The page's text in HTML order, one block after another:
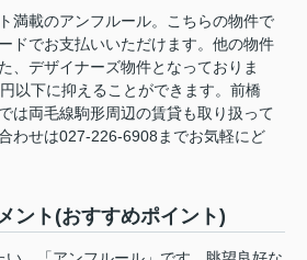
満載のアンフルール。こちらの物件で
ドでお支払いいただけます。他の物件
、デザイナーズ物件となっておりま
以下に抑えることができます。前橋
は両毛線駒形周辺の賃貸も取り扱って
わせは027-226-6908までお気軽にど
ント(おすすめポイント)